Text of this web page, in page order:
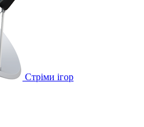
Стріми ігор